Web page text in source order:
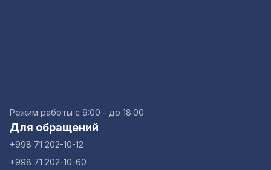
Режим работы с 9:00 - до 18:00
Для обращений
+998 71 202-10-12
+998 71 202-10-60